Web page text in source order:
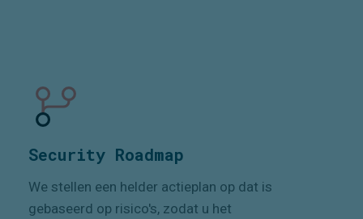
Security Roadmap
We stellen een helder actieplan op dat is
gebaseerd op risico's, zodat u het